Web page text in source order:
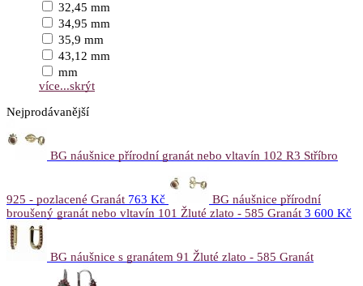
32,45 mm
34,95 mm
35,9 mm
43,12 mm
mm
více...skrýt
Nejprodávanější
BG náušnice přírodní granát nebo vltavín 102 R3 Stříbro
925 - pozlacené Granát 763 Kč
BG náušnice přírodní
broušený granát nebo vltavín 101 Žluté zlato - 585 Granát 3 600 Kč
BG náušnice s granátem 91 Žluté zlato - 585 Granát